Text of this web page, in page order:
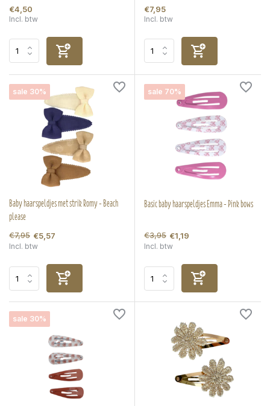
€4,50
Incl. btw
€7,95
Incl. btw
sale 30%
Baby haarspeldjes met strik Romy - Beach
please
€7,95 €5,57
Incl. btw
sale 70%
Basic baby haarspeldjes Emma - Pink bows
€3,95 €1,19
Incl. btw
sale 30%